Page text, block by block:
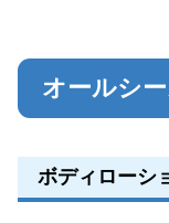
オールシ
ボディローシ